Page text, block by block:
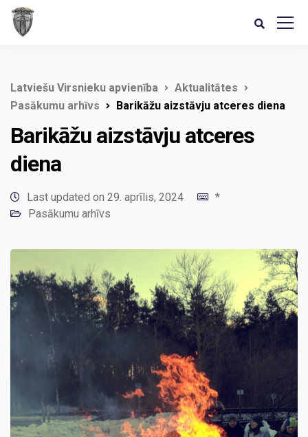
Latviešu Virsnieku apvienība
Aktualitātes
Pasākumu arhīvs
Barikāžu aizstāvju atceres diena
Barikāžu aizstāvju atceres
diena
Last updated on 29. aprīlis, 2024
*
Pasākumu arhīvs